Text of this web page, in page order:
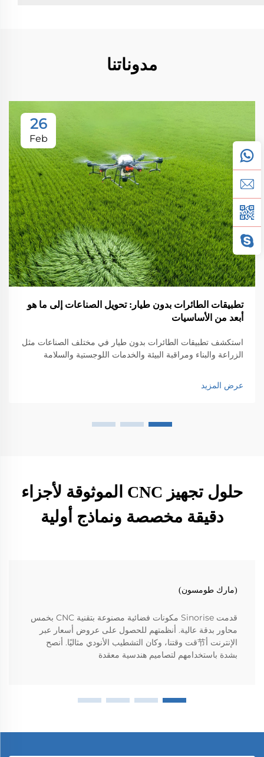
مدوناتنا
26
Feb
تطبيقات الطائرات بدون طيار: تحويل الصناعات إلى ما هو
أبعد من الأساسيات
استكشف تطبيقات الطائرات بدون طيار في مختلف الصناعات مثل
الزراعة والبناء ومراقبة البيئة والخدمات اللوجستية والسلامة
عرض المزيد
حلول تجهيز CNC الموثوقة لأجزاء
دقيقة مخصصة ونماذج أولية
(مارك طومسون)
قدمت Sinorise مكونات فضائية مصنوعة بتقنية CNC بخمس
محاور بدقة عالية. أنظمتهم للحصول على عروض أسعار عبر
الإنترنت أ节قت وقتنا، وكان التشطيب الأنودي مثاليًا. أنصح
بشدة باستخدامهم لتصاميم هندسية معقدة